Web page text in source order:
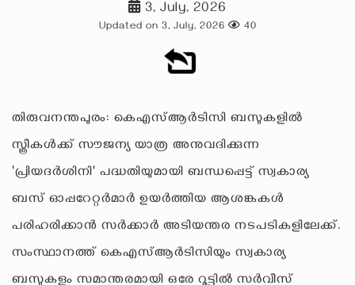
3, July, 2026
Updated on 3, July, 2026 40
തിരുവനന്തപുരം: കെഎസ്ആർടിസി ബസുകളിൽ
സ്ത്രീകൾക്ക് സൗജന്യ യാത്ര അനുവദിക്കുന്ന
'പ്രിയദർശിനി' പദ്ധതിയുമായി ബന്ധപ്പെട്ട് സ്വകാര്യ
ബസ് ഓപ്പറേറ്റർമാർ ഉയർത്തിയ ആശങ്കകൾ
പരിഹരിക്കാൻ സർക്കാർ അടിയന്തര നടപടികളിലേക്ക്.
സംസ്ഥാനത്ത് കെഎസ്ആർടിസിയും സ്വകാര്യ
ബസുകളും സമാന്തരമായി ഒരേ റൂട്ടിൽ സർവീസ്